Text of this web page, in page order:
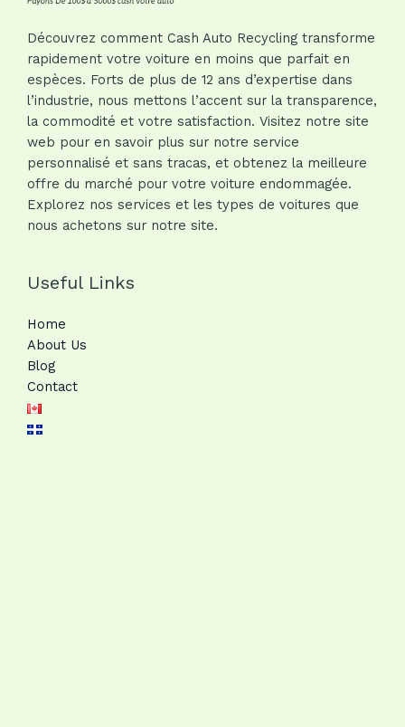
Découvrez comment Cash Auto Recycling transforme
rapidement votre voiture en moins que parfait en
espèces. Forts de plus de 12 ans d’expertise dans
l’industrie, nous mettons l’accent sur la transparence,
la commodité et votre satisfaction. Visitez notre site
web pour en savoir plus sur notre service
personnalisé et sans tracas, et obtenez la meilleure
offre du marché pour votre voiture endommagée.
Explorez nos services et les types de voitures que
nous achetons sur notre site.
Useful Links
Home
About Us
Blog
Contact